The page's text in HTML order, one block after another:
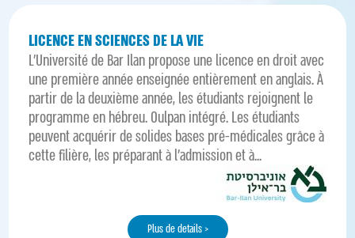
LICENCE EN SCIENCES DE LA VIE
L’Université de Bar Ilan propose une licence en droit avec
une première année enseignée entièrement en anglais. À
partir de la deuxième année, les étudiants rejoignent le
programme en hébreu. Oulpan intégré. Les étudiants
peuvent acquérir de solides bases pré-médicales grâce à
cette filière, les préparant à l'admission et à...
Plus de details >